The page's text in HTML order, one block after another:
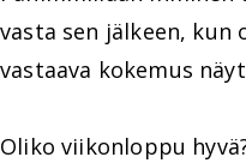
vasta sen jälkeen,
vastaava kokemus
Oliko viikonloppu